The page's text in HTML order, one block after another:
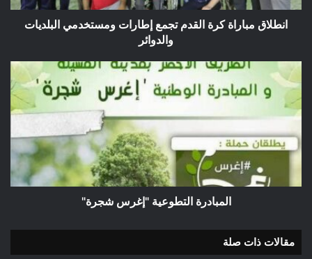
والدوائر
انطلاق مباراة كرة القدم تجمع إطارات ومستخدمي البلديات
والدوائر
المبادرة
التطوعية
"إغرس
شجرة"
المبادرة التطوعية "إغرس شجرة"
مقالات ذات صلة